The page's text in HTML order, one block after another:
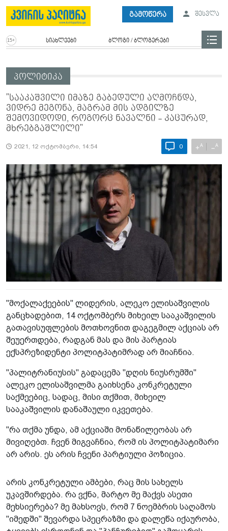
გამოწერა შესვლა
სიახლეები ბლოგი / ბლოგერები
პოლიტიკა
"სააკაშვილი იმაზე გაბედული აღმოჩნდა,
ვიდრე მეგონა, მაგრამ მის ადგილზე
შემოვიდოდი, როგორც ნავალნი - კაცურად,
მხრებგაშლილი"
2021, 12 ოქტომბერი, 14:54 0 +A −A
"მოქალაქეების" ლიდერის, ალეკო ელისაშვილის
განცხადებით, 14 ოქტომბერს მიხეილ სააკაშვილის
გათავისუფლების მოთხოვნით დაგეგმილ აქციას არ
შეუერთდება, რადგან მას და მის პარტიას
ექსპრეზიდენტი პოლიტპატიმრად არ მიაჩნია.
"პალიტრანიუსის" გადაცემა "დღის ნიუსრუმში"
ალეკო ელისაშვილმა გაიხსენა კონკრეტული
საქმეებიც, სადაც, მისი თქმით, მიხეილ
სააკაშვილის დანაშაული იკვეთება.
"რა თქმა უნდა, ამ აქციაში მონაწილეობას არ
მივიღებთ. ჩვენ მიგვაჩნია, რომ ის პოლიტპატიმარი
არ არის. ეს არის ჩვენი პარტიული პოზიცია.
არის კონკრეტული ამბები, რაც მის სახელს
უკავშირდება. რა ვქნა, მარტო მე მაქვს ასეთი
მეხსიერება? მე მახსოვს, რომ 7 ნოემბრის საღამოს
"იმედში" შევარდა სპეცრაზმი და დალეწა იქაურობა,